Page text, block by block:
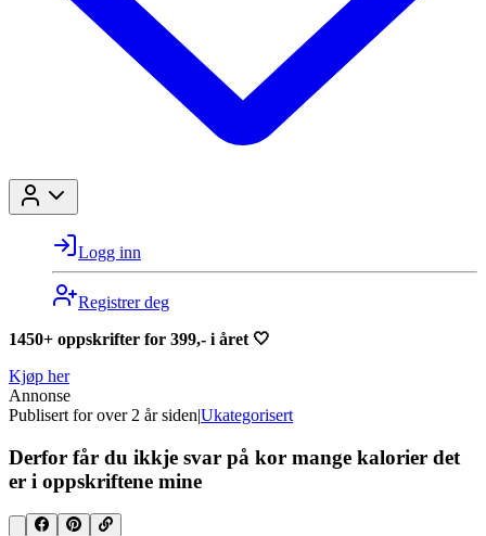
Logg inn
Registrer deg
1450+ oppskrifter for 399,- i året 🤍
Kjøp her
Annonse
Publisert for over 2 år siden|Ukategorisert
Derfor får du ikkje svar på kor mange kalorier det
er i oppskriftene mine